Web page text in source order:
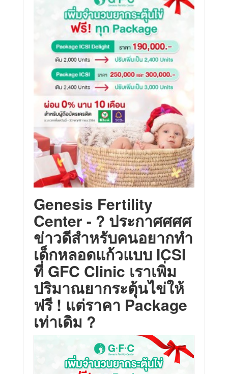
Genesis Fertility
Center - ? ประกาศศศศ
ข่าวดีสำหรับคนอยากทำ
เด็กหลอดแก้วแบบ ICSI
ที่ GFC Clinic เราเพิ่ม
ปริมาณยากระตุ้นไข่ให้
ฟรี ! แต่ราคา Package
เท่าเดิม ?